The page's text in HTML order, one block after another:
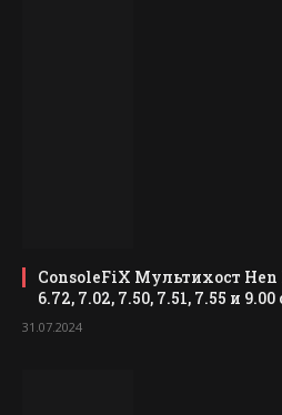
ConsoleFiX Мультихост Hen
6.72, 7.02, 7.50, 7.51, 7.55 и 9.00
31.07.2024